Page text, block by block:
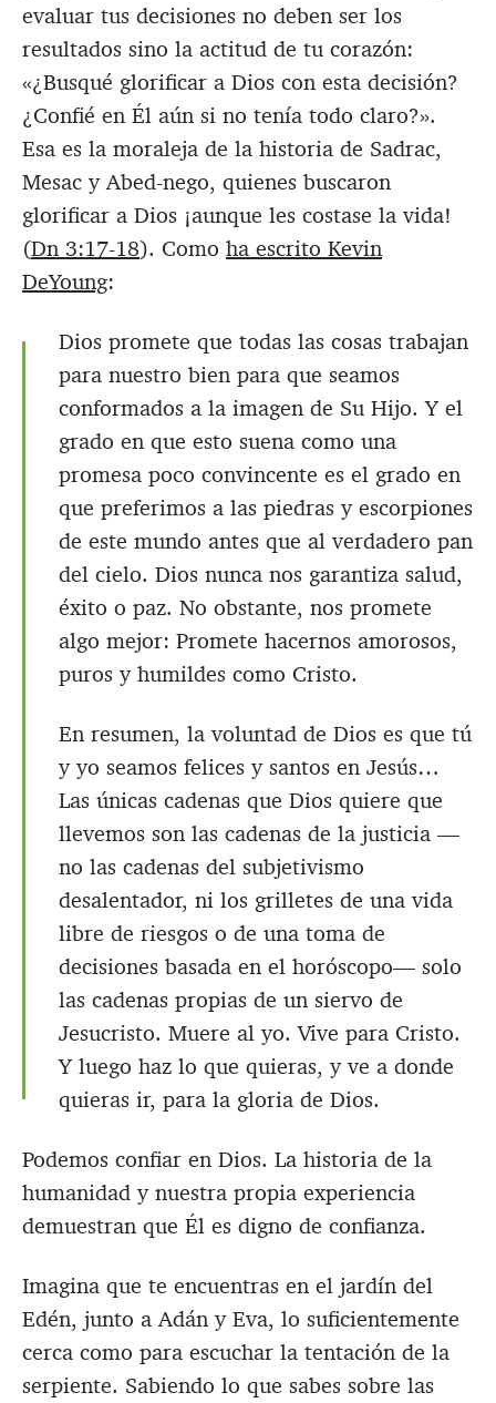
evaluar tus decisiones no deben ser los
resultados sino la actitud de tu corazón:
«¿Busqué glorificar a Dios con esta decisión?
¿Confié en Él aún si no tenía todo claro?».
Esa es la moraleja de la historia de Sadrac,
Mesac y Abed-nego, quienes buscaron
glorificar a Dios ¡aunque les costase la vida!
(Dn 3:17-18). Como ha escrito Kevin
DeYoung:
Dios promete que todas las cosas trabajan
para nuestro bien para que seamos
conformados a la imagen de Su Hijo. Y el
grado en que esto suena como una
promesa poco convincente es el grado en
que preferimos a las piedras y escorpiones
de este mundo antes que al verdadero pan
del cielo. Dios nunca nos garantiza salud,
éxito o paz. No obstante, nos promete
algo mejor: Promete hacernos amorosos,
puros y humildes como Cristo.
En resumen, la voluntad de Dios es que tú
y yo seamos felices y santos en Jesús…
Las únicas cadenas que Dios quiere que
llevemos son las cadenas de la justicia —
no las cadenas del subjetivismo
desalentador, ni los grilletes de una vida
libre de riesgos o de una toma de
decisiones basada en el horóscopo— solo
las cadenas propias de un siervo de
Jesucristo. Muere al yo. Vive para Cristo.
Y luego haz lo que quieras, y ve a donde
quieras ir, para la gloria de Dios.
Podemos confiar en Dios. La historia de la
humanidad y nuestra propia experiencia
demuestran que Él es digno de confianza.
Imagina que te encuentras en el jardín del
Edén, junto a Adán y Eva, lo suficientemente
cerca como para escuchar la tentación de la
serpiente. Sabiendo lo que sabes sobre las